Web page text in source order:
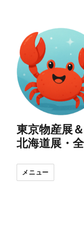
東京物産展
北海道展・
メニュー